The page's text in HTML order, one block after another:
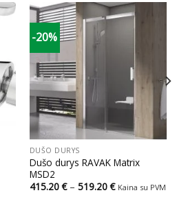
-20%
DUŠO DURYS
Dušo durys RAVAK Matrix
MSD2
415.20€ – 519.20€Price
Kaina su PVM